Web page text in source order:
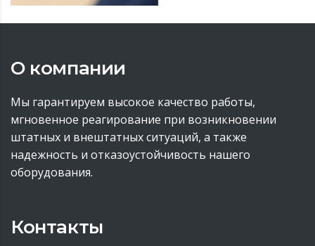
О компании
Мы гарантируем высокое качество работы,
мгновенное реагирование при возникновении
штатных и внештатных ситуаций, а также
надежность и отказоустойчивость нашего
оборудования.
Контакты